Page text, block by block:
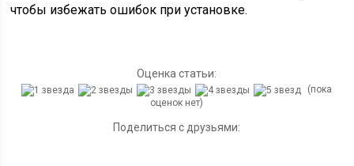
чтобы избежать ошибок при установке.
Оценка статьи:
(пока
оценок нет)
Поделиться с друзьями: